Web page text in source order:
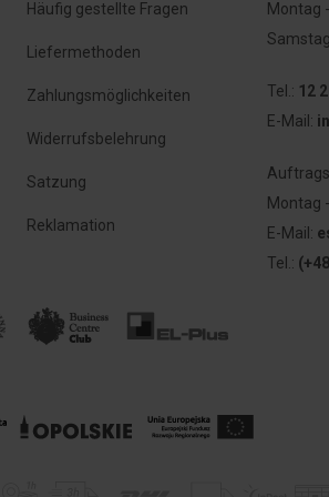
Reduzierscheibe PR 13/22 ist es möglich,
Lichtfarbe.
Häufig gestellte Fragen
Liefermethoden
Zahlungsmöglichkeiten
Widerrufsbelehrung
Satzung
Reklamation
Montag
Tel.: 12
E-Mail:
Montag
E-Mail:
Tel.: